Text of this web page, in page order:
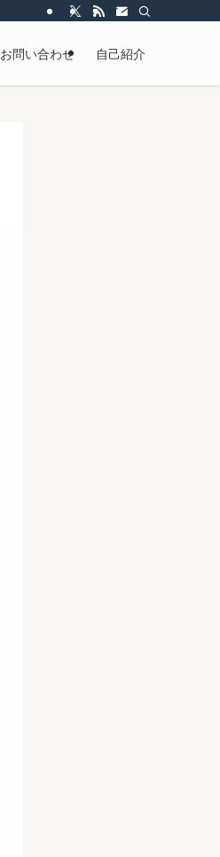
お問い合わせ 自己紹介